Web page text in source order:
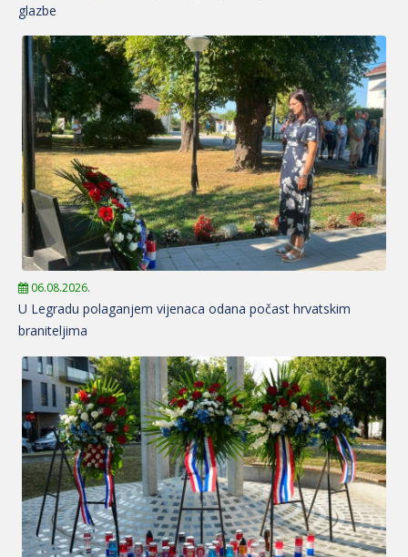
glazbe
06.08.2026.
U Legradu polaganjem vijenaca odana počast hrvatskim
braniteljima